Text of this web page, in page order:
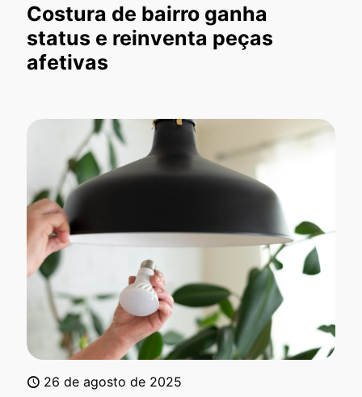
Costura de bairro ganha
status e reinventa peças
afetivas
26 de agosto de 2025